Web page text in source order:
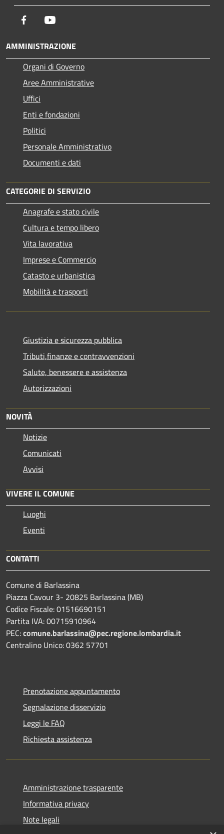
Facebook
AMMINISTRAZIONE
Organi di Governo
Aree Amministrative
Uffici
Enti e fondazioni
Politici
Personale Amministrativo
Documenti e dati
CATEGORIE DI SERVIZIO
Anagrafe e stato civile
Cultura e tempo libero
Vita lavorativa
Imprese e Commercio
Catasto e urbanistica
Mobilità e trasporti
Giustizia e sicurezza pubblica
Tributi,finanze e contravvenzioni
Salute, benessere e assistenza
Autorizzazioni
NOVITÀ
Notizie
Comunicati
Avvisi
VIVERE IL COMUNE
Luoghi
Eventi
CONTATTI
Comune di Barlassina
Piazza Cavour 3- 20825 Barlassina (MB)
Codice Fiscale: 01516690151
Partita IVA: 00715910964
PEC:comune.barlassina@pec.regione.lombardia.it
Centralino Unico: 0362 57701
Prenotazione appuntamento
Segnalazione disservizio
Leggi le FAQ
Richiesta assistenza
Amministrazione trasparente
Informativa privacy
Note legali